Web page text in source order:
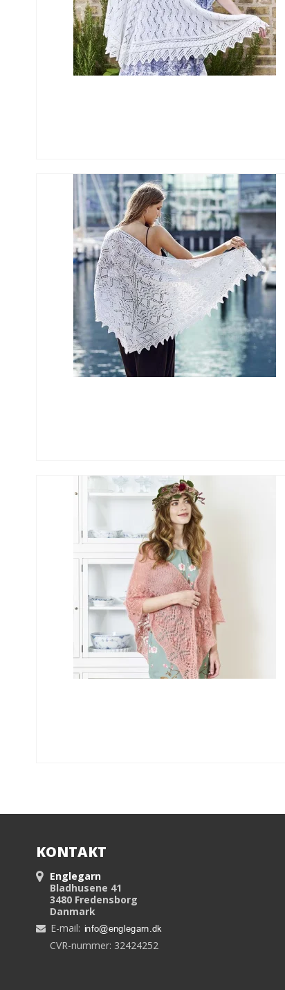
KONTAKT
Englegarn
Bladhusene 41
3480 Fredensborg
Danmark
E-mail:
CVR-nummer: 32424252